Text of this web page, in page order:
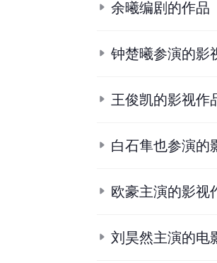
余曦编剧的作品
钟楚曦参演的影
王俊凯的影视作
白石隼也参演的
欧豪主演的影视
刘昊然主演的电